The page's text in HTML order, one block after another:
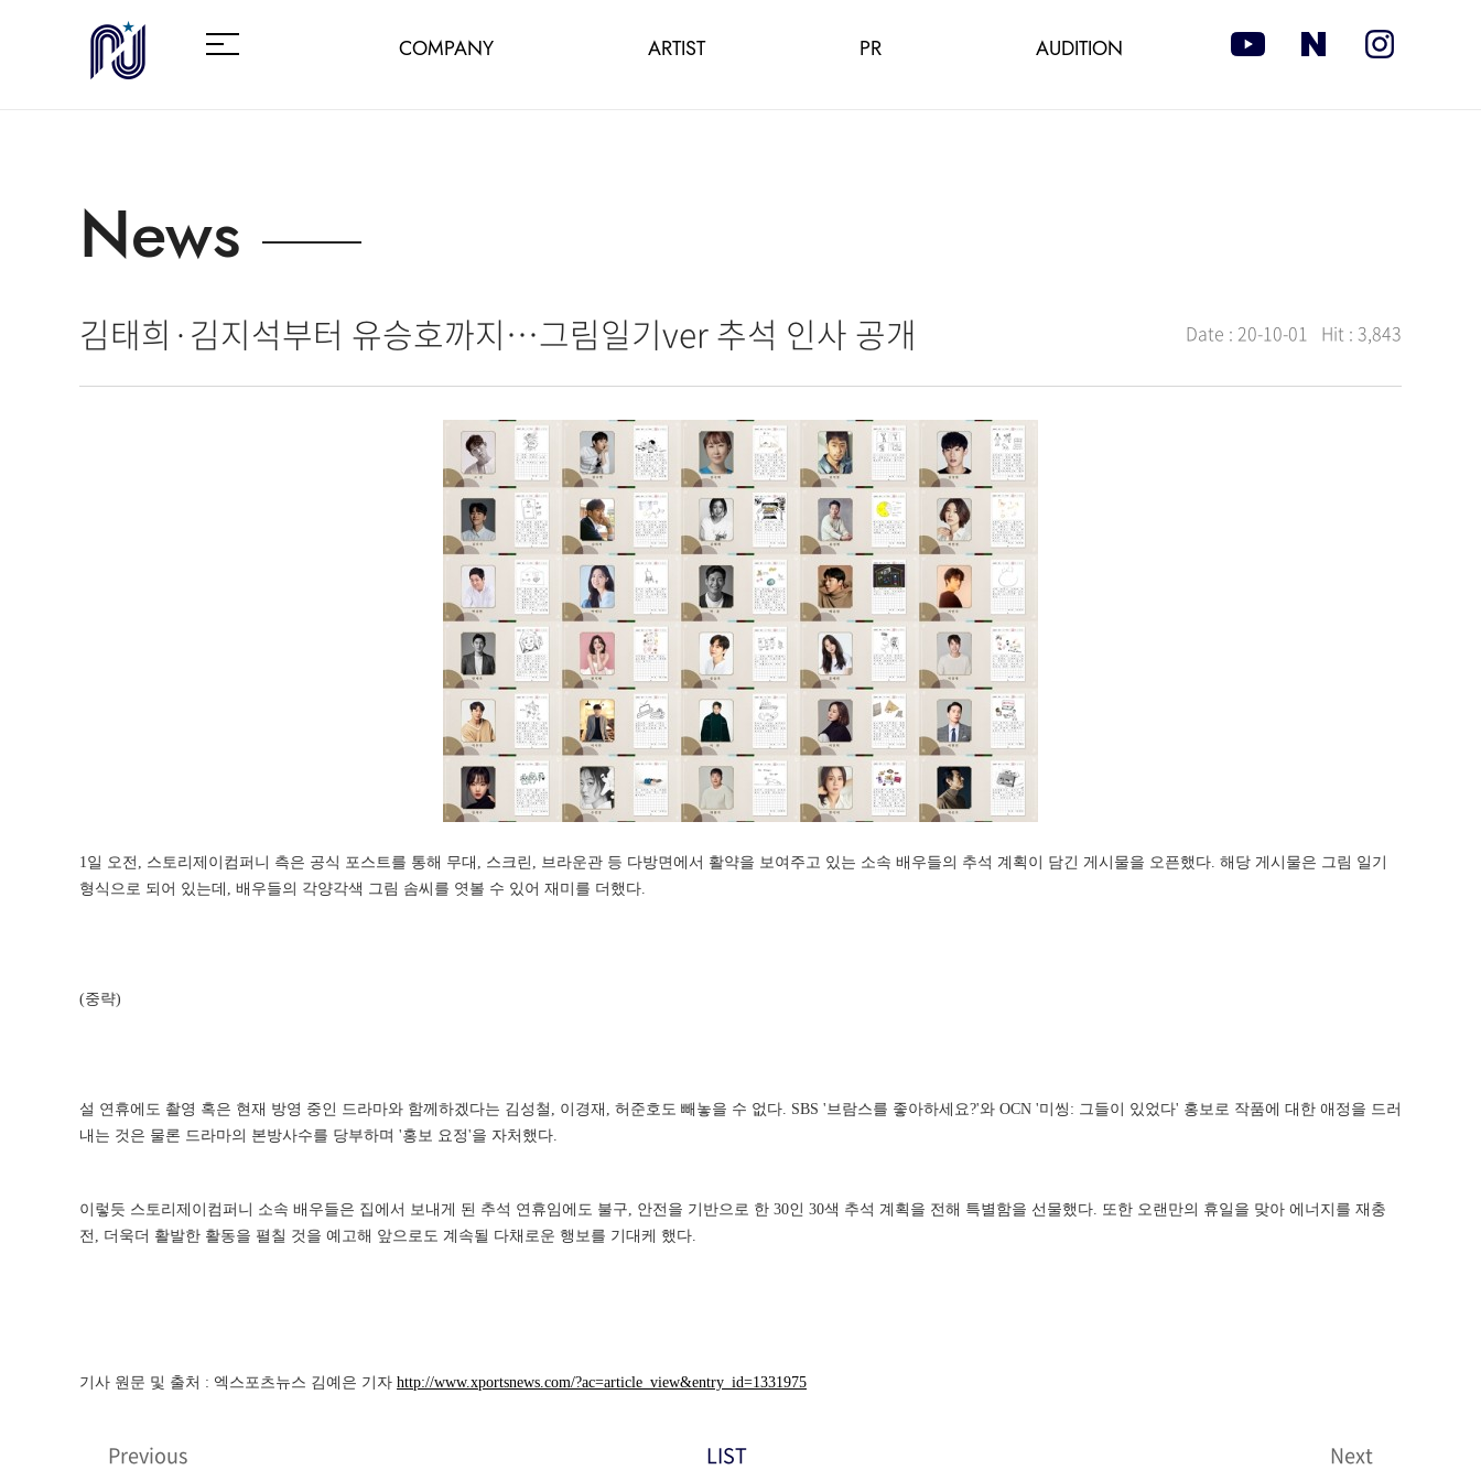
COMPANY ARTIST PR AUDITION
News
김태희·김지석부터 유승호까지…그림일기ver 추석 인사 공개 Date : 20-10-01 Hit : 3,843
1일 오전, 스토리제이컴퍼니 측은 공식 포스트를 통해 무대, 스크린, 브라운관 등 다방면에서 활약을 보여주고 있는 소속 배우들의 추석 계획이 담긴 게시물을 오픈했다. 해당 게시물은 그림 일기
형식으로 되어 있는데, 배우들의 각양각색 그림 솜씨를 엿볼 수 있어 재미를 더했다.
(중략)
설 연휴에도 촬영 혹은 현재 방영 중인 드라마와 함께하겠다는 김성철, 이경재, 허준호도 빼놓을 수 없다. SBS '브람스를 좋아하세요?'와 OCN '미씽: 그들이 있었다' 홍보로 작품에 대한 애정을 드러
내는 것은 물론 드라마의 본방사수를 당부하며 '홍보 요정'을 자처했다.
이렇듯 스토리제이컴퍼니 소속 배우들은 집에서 보내게 된 추석 연휴임에도 불구, 안전을 기반으로 한 30인 30색 추석 계획을 전해 특별함을 선물했다. 또한 오랜만의 휴일을 맞아 에너지를 재충
전, 더욱더 활발한 활동을 펼칠 것을 예고해 앞으로도 계속될 다채로운 행보를 기대케 했다.
기사 원문 및 출처 : 엑스포츠뉴스 김예은 기자 http://www.xportsnews.com/?ac=article_view&entry_id=1331975
Previous LIST Next